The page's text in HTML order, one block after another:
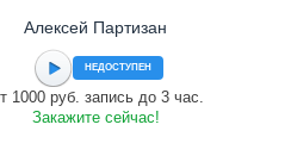
Алексей Партизан
НЕДОСТУПЕН
1000 руб. запись до 3 час.
Закажите сейчас!